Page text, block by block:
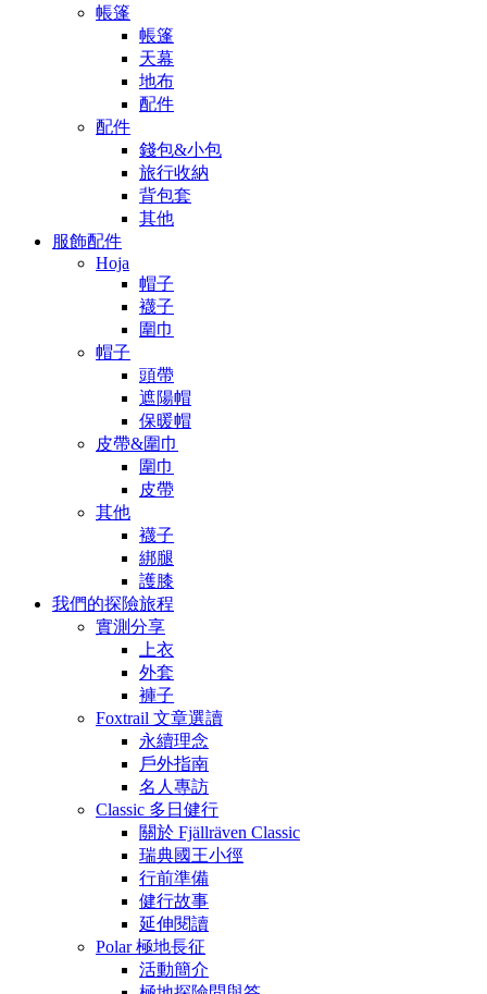
帳篷
帳篷
天幕
地布
配件
配件
錢包&小包
旅行收納
背包套
其他
服飾配件
Hoja
帽子
襪子
圍巾
帽子
頭帶
遮陽帽
保暖帽
皮帶&圍巾
圍巾
皮帶
其他
襪子
綁腿
護膝
我們的探險旅程
實測分享
上衣
外套
褲子
Foxtrail 文章選讀
永續理念
戶外指南
名人專訪
Classic 多日健行
關於 Fjällräven Classic
瑞典國王小徑
行前準備
健行故事
延伸閱讀
Polar 極地長征
活動簡介